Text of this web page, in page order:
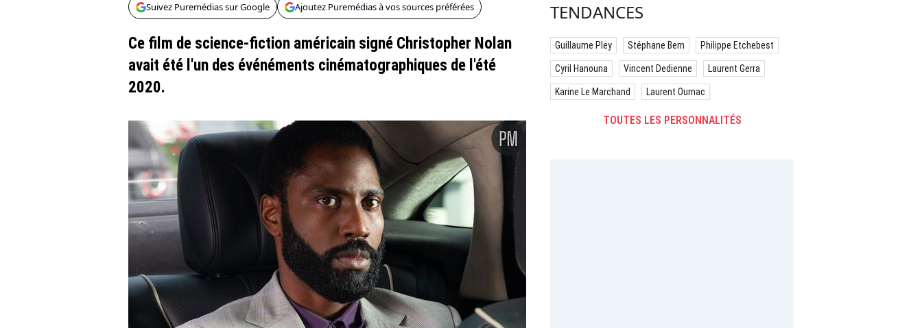
Suivez Puremédias sur Google Ajoutez Puremédias à vos sources préférées
Ce film de science-fiction américain signé Christopher Nolan
avait été l'un des événéments cinématographiques de l'été
2020.
TENDANCES
Guillaume Pley Stéphane Bern Philippe Etchebest
Cyril Hanouna Vincent Dedienne Laurent Gerra
Karine Le Marchand Laurent Ournac
TOUTES LES PERSONNALITÉS